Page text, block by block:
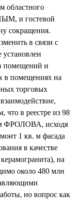
областного
и гостевой
сокращения.
в связи с
помещений и
в помещениях на
торговых
что в реестре из 98
ФРОЛОВА, исходя
1 кв. м фасада
в качестве
на
около 480 млн
но вопрос как